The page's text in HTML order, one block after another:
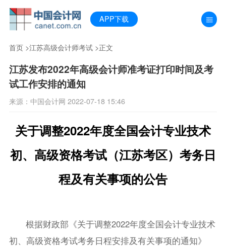
APP下载
首页>江苏高级会计师考试>正文
江苏发布2022年高级会计师准考证打印时间及考
试工作安排的通知
来源：中国会计网 2022-07-18 15:46
关于调整2022年度全国会计专业技术
初、高级资格考试（江苏考区）考务日
程及有关事项的公告
根据财政部《关于调整2022年度全国会计专业技术
初、高级资格考试考务日程安排及有关事项的通知》